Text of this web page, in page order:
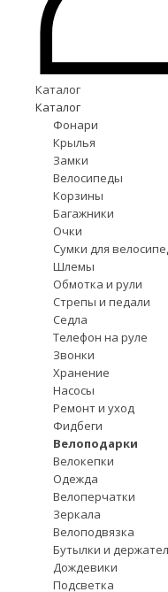
Каталог
Каталог
Фонари
Крылья
Замки
Велосипеды
Корзины
Багажники
Очки
Сумки для
Шлемы
Обмотка и рули
Стрепы и педали
Седла
Телефон на руле
Звонки
Хранение
Насосы
Ремонт и уход
Фидбеги
Велоподарки
Велокепки
Одежда
Велоперчатки
Зеркала
Велоподвязка
Бутылки и
Дождевики
Подсветка